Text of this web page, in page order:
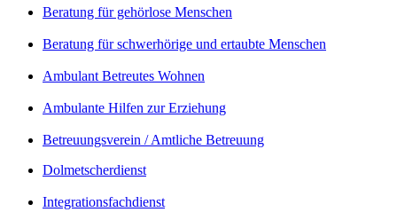
Beratung für gehörlose Menschen
Beratung für schwerhörige und ertaubte Menschen
Ambulant Betreutes Wohnen
Ambulante Hilfen zur Erziehung
Betreuungsverein / Amtliche Betreuung
Dolmetscherdienst
Integrationsfachdienst